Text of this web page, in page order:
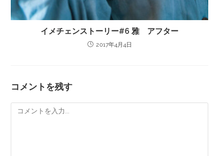
イメチェンストーリー#6 雅 アフター
2017年4月4日
コメントを残す